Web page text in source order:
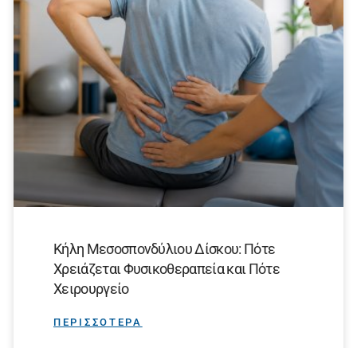
Κήλη Μεσοσπονδύλιου Δίσκου: Πότε
Χρειάζεται Φυσικοθεραπεία και Πότε
Χειρουργείο
ΠΕΡΙΣΣΟΤΕΡΑ